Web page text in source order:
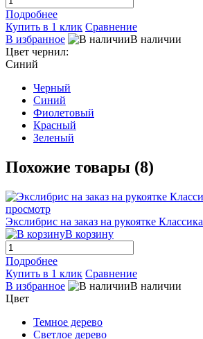
Подробнее
Купить в 1 клик Сравнение
В избранное
В наличии
Цвет чернил:
Синий
Черный
Синий
Фиолетовый
Красный
Зеленый
Похожие товары (8)
просмотр
Экслибрис на заказ на рукоятке Классика
В корзину
Подробнее
Купить в 1 клик Сравнение
В избранное
В наличии
Цвет
Темное дерево
Светлое дерево